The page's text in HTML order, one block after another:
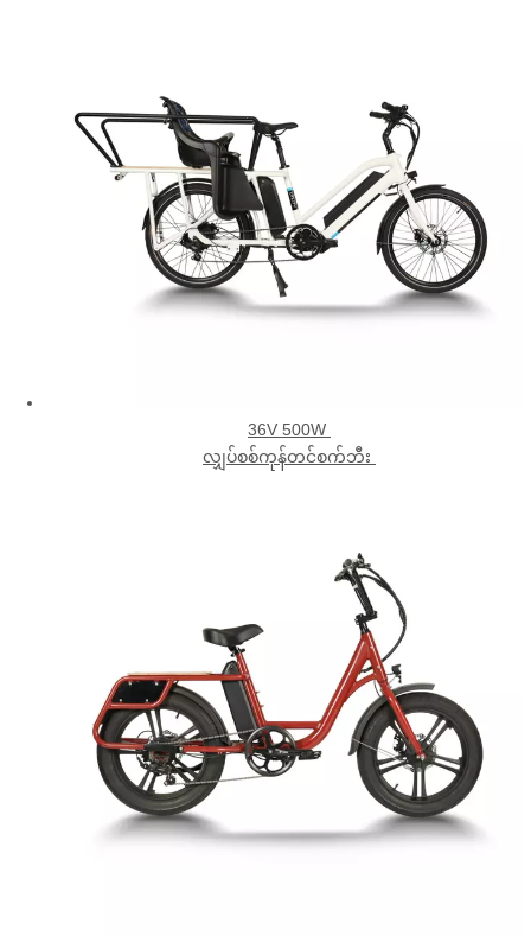
36V 500W
လျှပ်စစ်ကုန်တင်စက်ဘီး